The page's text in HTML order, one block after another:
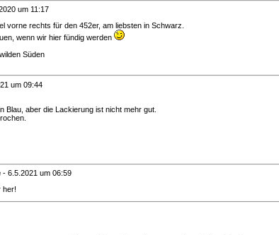
um 11:17
vorne rechts für den 452er, am liebsten in Schwarz.
wenn wir hier fündig werden
Süden
um 09:44
Blau, aber die Lackierung ist nicht mehr gut.
- 6.5.2021 um 06:59
her!